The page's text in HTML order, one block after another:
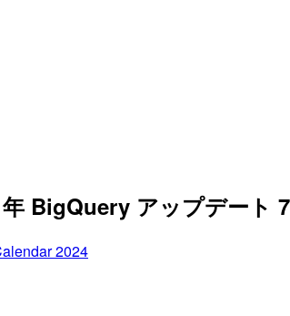
BigQuery アップデート
2024